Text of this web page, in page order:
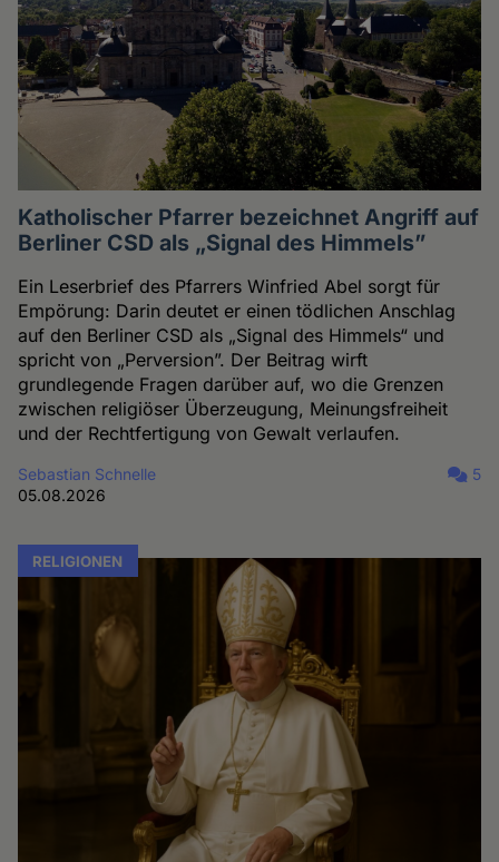
Katholischer Pfarrer bezeichnet Angriff auf
Berliner CSD als „Signal des Himmels”
Ein Leserbrief des Pfarrers Winfried Abel sorgt für
Empörung: Darin deutet er einen tödlichen Anschlag
auf den Berliner CSD als „Signal des Himmels“ und
spricht von „Perversion”. Der Beitrag wirft
grundlegende Fragen darüber auf, wo die Grenzen
zwischen religiöser Überzeugung, Meinungsfreiheit
und der Rechtfertigung von Gewalt verlaufen.
Sebastian Schnelle
05.08.2026
5
RELIGIONEN